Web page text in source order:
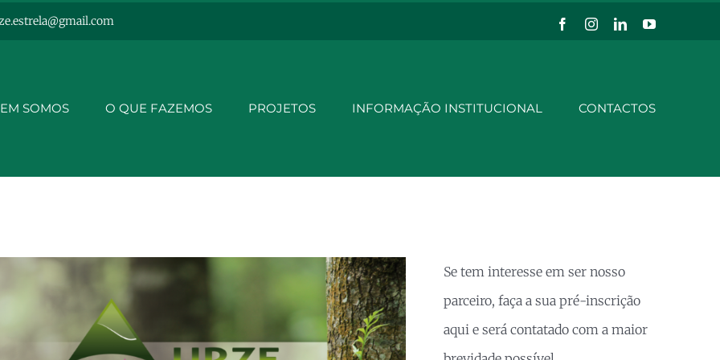
FacebookInstagramLinkedInYouTube
SOMOS O QUE FAZEMOS PROJETOS INFORMAÇÃO INSTITUCIONAL CONTACTOS
Se tem interesse em ser nosso
parceiro, faça a sua pré-inscrição
aqui e será contatado com a maior